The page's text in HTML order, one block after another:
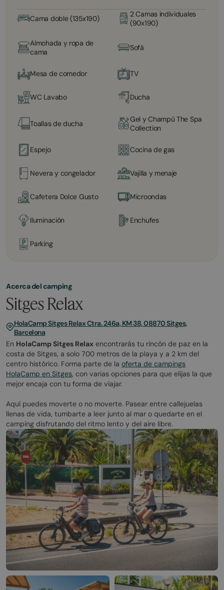
Cama doble (135x190)
2 Camas individuales
(90x190)
Almohada y ropa de
cama
Sofá
Mesa de comedor TV
WC Lavabo Ducha
Toallas de ducha
Gel y Champú The Spa
Collection
Espejo Cocina de gas
Nevera y congelador Vajilla y menaje
Cafetera Dolce Gusto Microondas
Iluminación Enchufes
Parking
Acerca del camping
Sitges Relax
HolaCamp Sitges Relax Ctra. 246a, KM 38, 08870 Sitges,
Barcelona
En HolaCamp Sitges Relax encontrarás tu rincón de paz en la
costa de Sitges, a solo 700 metros de la playa y a 2 km del
centro histórico. Forma parte de la oferta de campings
HolaCamp en Sitges, con varias opciones para que elijas la que
mejor encaja con tu forma de viajar.
Aquí puedes moverte o no moverte. Pasear entre callejuelas
llenas de vida, tumbarte a leer junto al mar o quedarte en el
camping disfrutando del ritmo lento y del aire libre.